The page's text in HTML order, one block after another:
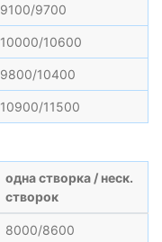
9100/9700
10000/10600
9800/10400
10900/11500
одна створка / неск.
створок
8000/8600